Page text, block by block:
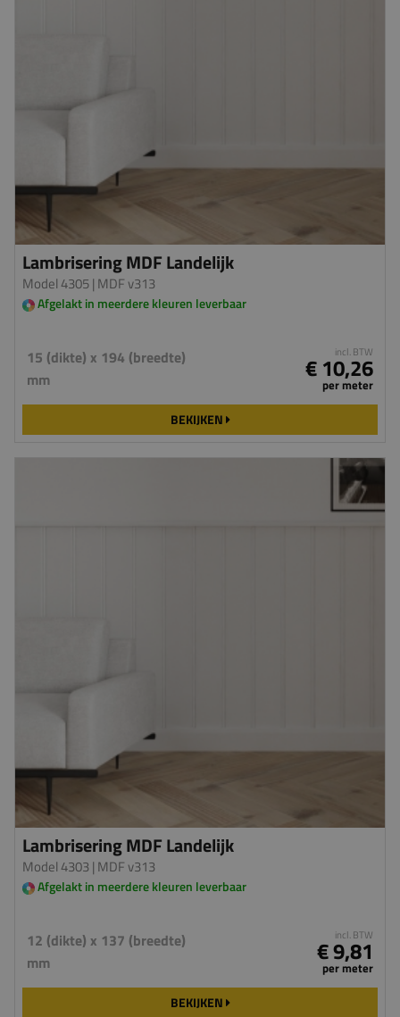
Lambrisering MDF Landelijk
Model 4305| MDF v313
Afgelakt in meerdere kleuren leverbaar
15 (dikte) x 194 (breedte)
mm
incl. BTW
€ 10,26
per meter
BEKIJKEN
Lambrisering MDF Landelijk
Model 4303 | MDF v313
Afgelakt in meerdere kleuren leverbaar
12 (dikte) x 137 (breedte)
mm
incl. BTW
€ 9,81
per meter
BEKIJKEN